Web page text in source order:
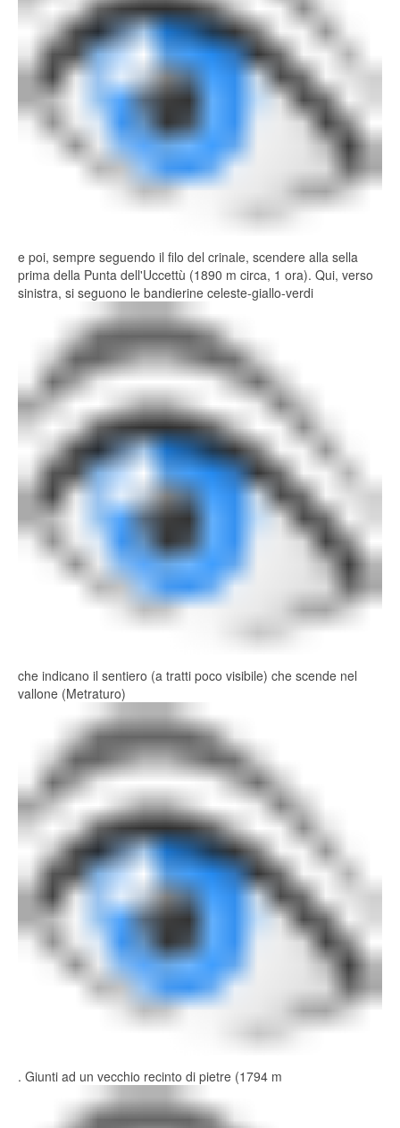
e poi, sempre seguendo il filo del crinale, scendere alla sella
prima della Punta dell'Uccettù (1890 m circa, 1 ora). Qui, verso
sinistra, si seguono le bandierine celeste-giallo-verdi
che indicano il sentiero (a tratti poco visibile) che scende nel
vallone (Metraturo)
. Giunti ad un vecchio recinto di pietre (1794 m